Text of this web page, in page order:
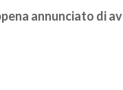
annunciato di